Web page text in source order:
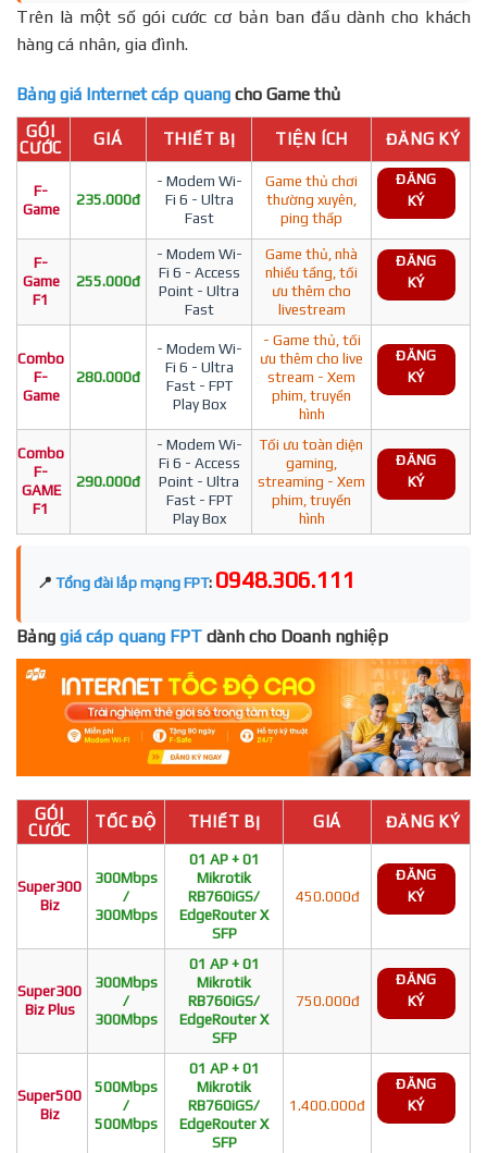
Trên là một số gói cước cơ bản ban đầu dành cho khách
hàng cá nhân, gia đình.
Bảng giá Internet cáp quang cho Game thủ
GÓI
CƯỚC
GIÁ THIẾT BỊ TIỆN ÍCH ĐĂNG KÝ
F-
Game
235.000đ
- Modem Wi-
Fi 6 - Ultra
Fast
Game thủ chơi
thường xuyên,
ping thấp
ĐĂNG
KÝ
F-
Game
F1
255.000đ
- Modem Wi-
Fi 6 - Access
Point - Ultra
Fast
Game thủ, nhà
nhiều tầng, tối
ưu thêm cho
livestream
ĐĂNG
KÝ
Combo
F-
Game
280.000đ
- Modem Wi-
Fi 6 - Ultra
Fast - FPT
Play Box
- Game thủ, tối
ưu thêm cho live
stream - Xem
phim, truyền
hình
ĐĂNG
KÝ
Combo
F-
GAME
F1
290.000đ
- Modem Wi-
Fi 6 - Access
Point - Ultra
Fast - FPT
Play Box
Tối ưu toàn diện
gaming,
streaming - Xem
phim, truyền
hình
ĐĂNG
KÝ
📍 Tổng đài lắp mạng FPT: 0948.306.111
Bảng giá cáp quang FPT dành cho Doanh nghiệp
GÓI
CƯỚC
TỐC ĐỘ THIẾT BỊ GIÁ ĐĂNG KÝ
Super300
Biz
300Mbps
/
300Mbps
01 AP + 01
Mikrotik
RB760iGS/
EdgeRouter X
SFP
450.000đ
ĐĂNG
KÝ
Super300
Biz Plus
300Mbps
/
300Mbps
01 AP + 01
Mikrotik
RB760iGS/
EdgeRouter X
SFP
750.000đ
ĐĂNG
KÝ
Super500
Biz
500Mbps
/
500Mbps
01 AP + 01
Mikrotik
RB760iGS/
EdgeRouter X
SFP
1.400.000đ
ĐĂNG
KÝ